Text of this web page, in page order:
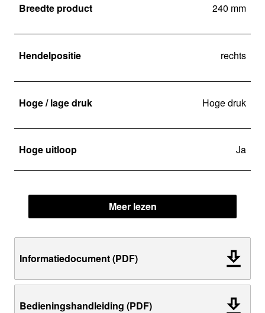
Breedte product 240 mm
Hendelpositie rechts
Hoge / lage druk Hoge druk
Hoge uitloop Ja
Meer lezen
Informatiedocument (PDF)
Bedieningshandleiding (PDF)